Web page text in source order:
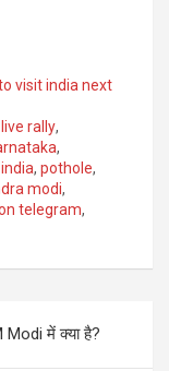
visit india next
rally,
,
, pothole,
modi,
telegram,
में क्या है?